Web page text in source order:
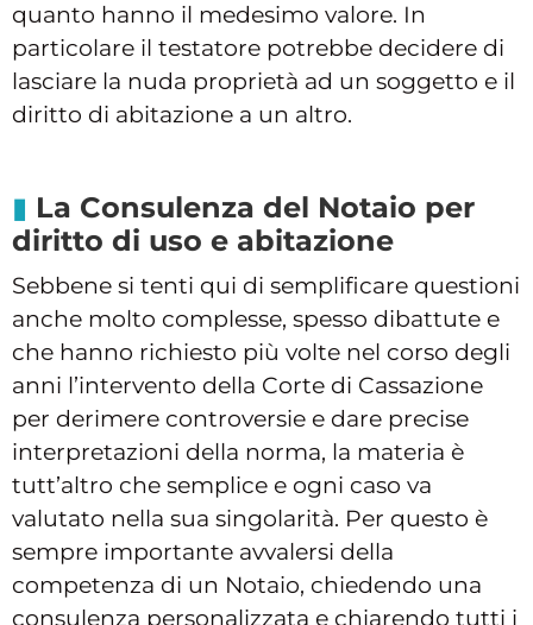
quanto hanno il medesimo valore. In
particolare il testatore potrebbe decidere di
lasciare la nuda proprietà ad un soggetto e il
diritto di abitazione a un altro.
La Consulenza del Notaio per
diritto di uso e abitazione
Sebbene si tenti qui di semplificare questioni
anche molto complesse, spesso dibattute e
che hanno richiesto più volte nel corso degli
anni l’intervento della Corte di Cassazione
per derimere controversie e dare precise
interpretazioni della norma, la materia è
tutt’altro che semplice e ogni caso va
valutato nella sua singolarità. Per questo è
sempre importante avvalersi della
competenza di un Notaio, chiedendo una
consulenza personalizzata e chiarendo tutti i